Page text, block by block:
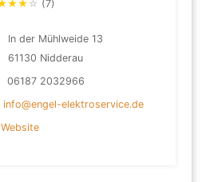
★★ ☆ (7)
In der Mühlweide 13
61130 Nidderau
06187 2032966
info@engel-elektroservice.de
Website